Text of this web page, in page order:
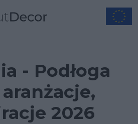
- Podłoga
2026